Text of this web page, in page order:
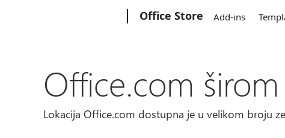
Office Store Add-ins
Office.com
Lokacija Office.com dostupna je u velikom broju